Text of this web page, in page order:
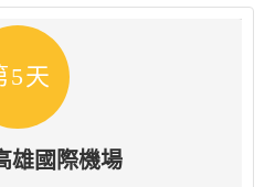
5天
雄國際機場